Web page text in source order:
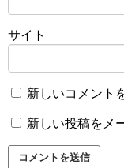
サイト
新しいコメント
新しい投稿をメ